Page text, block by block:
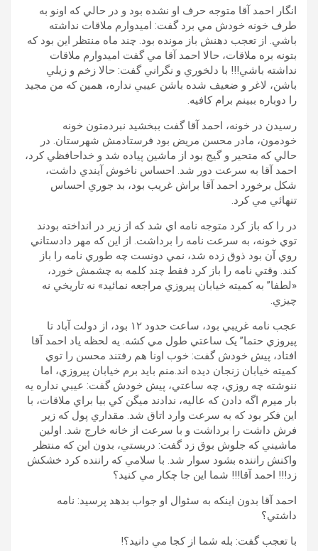
انگار احمد آقا متوجه حرف او نشده بود و در حالي که اونو به
طرف خونه خودش مي برد گفت: اميدوارم ملاقات نداشته
باشي. از تعجب دهنش باز مونده بود. چند ماه منتظر اين بود که
بتونه بره ملاقات، حالا احمد آقا مي گفت اميدوارم ملاقات
نداشته باشي!!! با دلخوري و نگراني گفت: حالا زخم و زيلي
باشن، لاغر و ضعيف شده باشن عيبي نداره، همين که من مجيد
را دوباره ببينم برام کافيه.
رسيدن در خونه، احمد آقا گفت ببخشيد نبردمتون خونه
خودمون، مادر محسن مريض بود فرستادمش شهرستان. در
حالي که متحير و گيج بود از ماشين پياده شد و خداحافظي کرد،
احمد آقا به سرعت دور شد. احساس ناخوش آيندي داشت،
شکل برخورد احمد آقا براش غريب بود، بد جوري احساس
تنهائي مي کرد.
در را که باز کرد متوجه نامه اي شد که از زير در انداخته بودند
توي خونه، به سرعت نامه را برداشت. از اين که مهر دادستاني
روي آن بود ذوق زده شد، نمي دونست چه طوري نامه را باز
کند. وقتي نامه را باز کرد فقط چند کلمه به چشمش خورد،
«لطفا” به کميته خيابان پيروزي مراجعه نمائيد» نه تاريخي نه
چيزي.
عجب نامه غريبي بود، ساعت حدود ۱۲ بود، از دولت آباد تا
پيروزي حتما” يک ساعتي طول مي کشه. يه لحظه ياد احمد آقا
افتاد، پيش خودش گفت: خوب اونا هم رفتند محسن را توي
کميته خيابان زنجان ديده اند.منم بايد برم خيابان پيروزي، اما
ننوشته چه روزي، چه ساعتي، پيش خودش گفت: عيبي نداره يه
بار ميرم اگه دادن که عاليه، ندادند ميگن کي بيا براي ملاقات، با
اين فکر بود که به سرعت وارد اتاق شد. مقداري پول که زير
فرش داشت را برداشت و با سرعت از خانه خارج شد. اولين
ماشيني که جلوش بوق زد گفت: دربستي، بدون اين که منتظر
واکنش راننده بشود سوار شد. با سلامي که راننده کرد خشکش
زد!!! احمد آقا!!! شما اين جا چکار مي کنيد؟
احمد آقا بدون اينکه به سئوال او جواب بدهد پرسيد: نامه
داشتي؟
با تعجب گفت: بله شما از کجا مي دانيد؟!